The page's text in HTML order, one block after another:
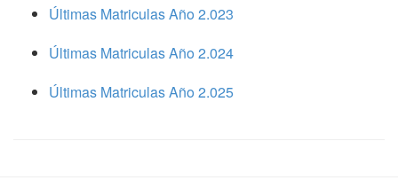
Últimas Matriculas Año 2.023
Últimas Matriculas Año 2.024
Últimas Matriculas Año 2.025